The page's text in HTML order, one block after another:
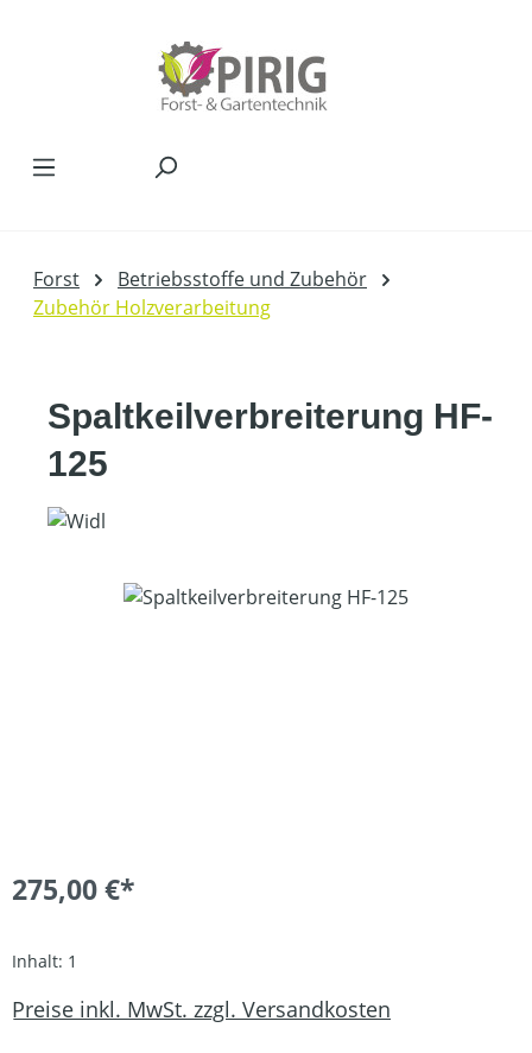
Forst
Betriebsstoffe und Zubehör
Zubehör Holzverarbeitung
Spaltkeilverbreiterung HF-
125
Bildergalerie überspringen
275,00 €*
Inhalt: 1
Preise inkl. MwSt. zzgl. Versandkosten